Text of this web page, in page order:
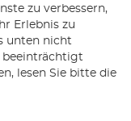
zu verbessern,
Erlebnis zu
unten nicht
beeinträchtigt
lesen Sie bitte die